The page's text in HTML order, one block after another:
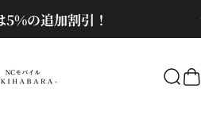
せはクリック！
スライドショーを一時停止
モバイル 検